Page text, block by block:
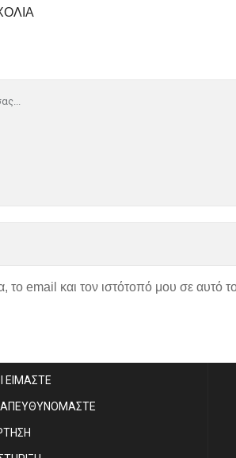
το email και τον ιστότοπό μου σε
ΕΙΜΑΣΤE